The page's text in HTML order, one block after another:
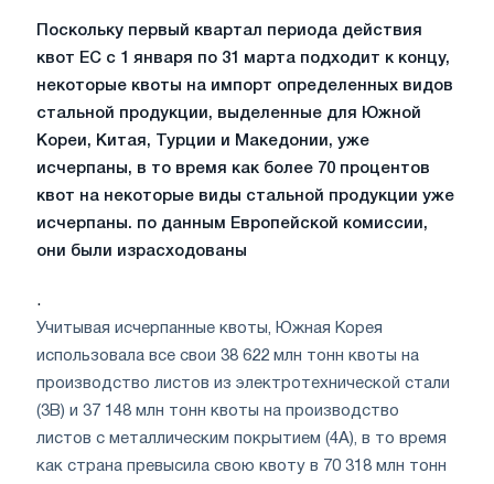
Поскольку первый квартал периода действия
квот ЕС с 1 января по 31 марта подходит к концу,
некоторые квоты на импорт определенных видов
стальной продукции, выделенные для Южной
Кореи, Китая, Турции и Македонии, уже
исчерпаны, в то время как более 70 процентов
квот на некоторые виды стальной продукции уже
исчерпаны. по данным Европейской комиссии,
они были израсходованы
.
Учитывая исчерпанные квоты, Южная Корея
использовала все свои 38 622 млн тонн квоты на
производство листов из электротехнической стали
(3B) и 37 148 млн тонн квоты на производство
листов с металлическим покрытием (4A), в то время
как страна превысила свою квоту в 70 318 млн тонн